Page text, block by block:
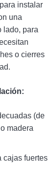
instalar
una
lado, para
o cierres
(de
madera
cajas fuertes